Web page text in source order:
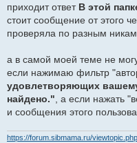
е
приходит ответ В этой
стоит сообщение от этого
проверяла по разным никам.
а в самой моей теме не
если нажимаю фильтр
удовлетворяющих
найдено." , а если нажать
и сообщения этого
https://forum.sibmama.ru/